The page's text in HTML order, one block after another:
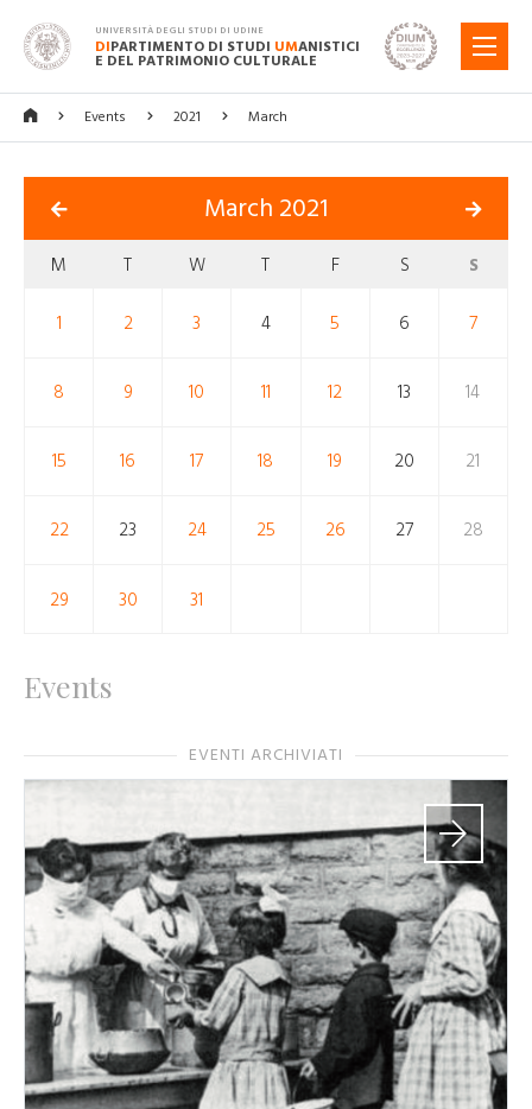
UNIVERSITÀ DEGLI STUDI DI UDINE
DIPARTIMENTO DI STUDI UMANISTICI
E DEL PATRIMONIO CULTURALE
MENU
Events 2021 March
March 2021
M T W T F S S
1 2 3 4 5 6 7
8 9 10 11 12 13 14
15 16 17 18 19 20 21
22 23 24 25 26 27 28
29 30 31
Events
EVENTI ARCHIVIATI